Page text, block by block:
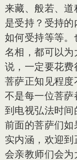
来藏、般若、
是受持？受持
如何受持等等
名相，都可以
说，一定要花
菩萨正知见程
不是每一位菩
到电视弘法时
前面的菩萨们
实内涵，欢迎
会亲教师们会